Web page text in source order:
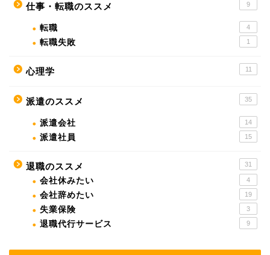
仕事・転職のススメ 9
転職 4
転職失敗 1
心理学 11
派遣のススメ 35
派遣会社 14
派遣社員 15
退職のススメ 31
会社休みたい 4
会社辞めたい 19
失業保険 3
退職代行サービス 9